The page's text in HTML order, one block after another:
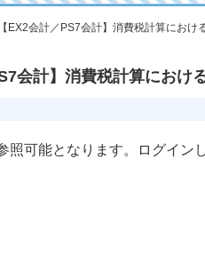
会計／PS7会計】消費税計算におけ
計】消費税計算におけ
照可能となります。ログイン